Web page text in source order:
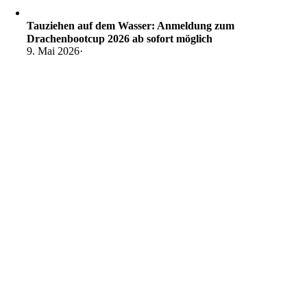
Tauziehen auf dem Wasser: Anmeldung zum
Drachenbootcup 2026 ab sofort möglich
9. Mai 2026·